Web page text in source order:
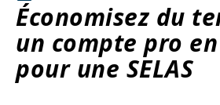
Économisez du
un compte pro
pour une SELAS